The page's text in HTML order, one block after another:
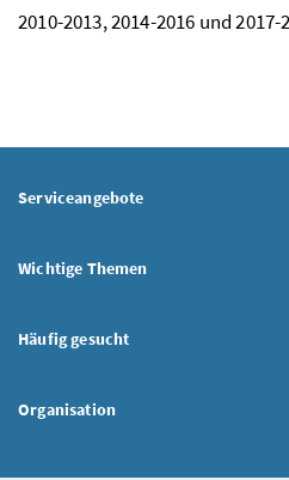
2010-2013, 2014-2016 und 2017-
Serviceangebote
Wichtige Themen
Häufig gesucht
Organisation